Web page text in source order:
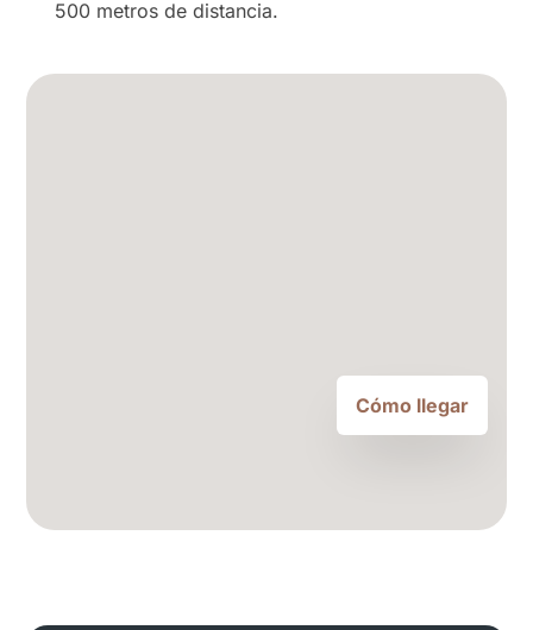
500 metros de distancia.
Cómo llegar